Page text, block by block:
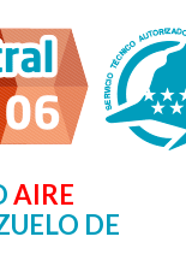
AIRE
DE